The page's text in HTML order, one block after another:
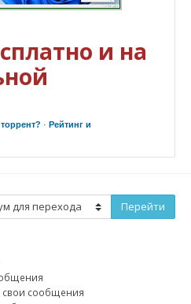
и на
· Рейтинг и
свои сообщения